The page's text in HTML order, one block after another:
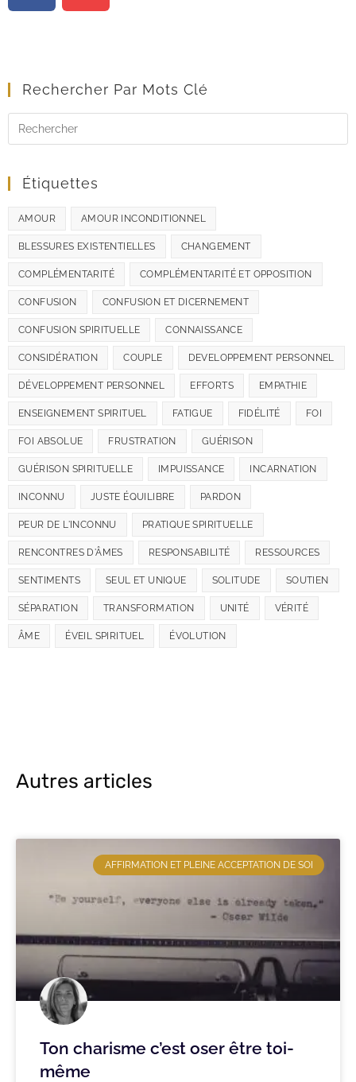
Rechercher Par Mots Clé
Étiquettes
AMOUR AMOUR INCONDITIONNEL
BLESSURES EXISTENTIELLES CHANGEMENT
COMPLÉMENTARITÉ COMPLÉMENTARITÉ ET OPPOSITION
CONFUSION CONFUSION ET DICERNEMENT
CONFUSION SPIRITUELLE CONNAISSANCE
CONSIDÉRATION COUPLE DEVELOPPEMENT PERSONNEL
DÉVELOPPEMENT PERSONNEL EFFORTS EMPATHIE
ENSEIGNEMENT SPIRITUEL FATIGUE FIDÉLITÉ FOI
FOI ABSOLUE FRUSTRATION GUÉRISON
GUÉRISON SPIRITUELLE IMPUISSANCE INCARNATION
INCONNU JUSTE ÉQUILIBRE PARDON
PEUR DE L'INCONNU PRATIQUE SPIRITUELLE
RENCONTRES D'ÂMES RESPONSABILITÉ RESSOURCES
SENTIMENTS SEUL ET UNIQUE SOLITUDE SOUTIEN
SÉPARATION TRANSFORMATION UNITÉ VÉRITÉ
ÂME ÉVEIL SPIRITUEL ÉVOLUTION
Autres articles
AFFIRMATION ET PLEINE ACCEPTATION DE SOI
Ton charisme c’est oser être toi-
même